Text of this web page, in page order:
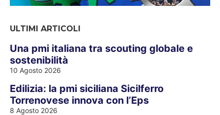
ULTIMI ARTICOLI
Una pmi italiana tra scouting globale e
sostenibilità
10 Agosto 2026
Edilizia: la pmi siciliana Sicilferro
Torrenovese innova con l’Eps
8 Agosto 2026